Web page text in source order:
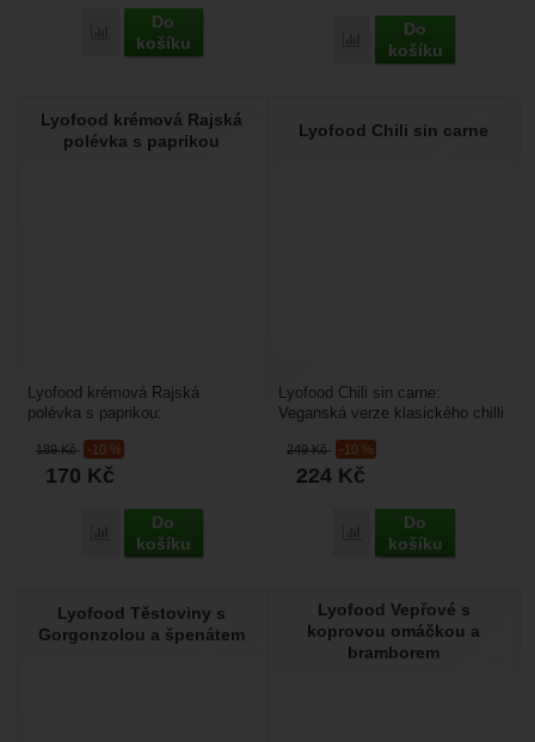
Přidat 'Lyofood Mac &amp; Cheese' k porovnání
Do
košíku
Přidat 'Lyofood
Do
košíku
Lyofood krémová Rajská
polévka s paprikou
189Kč -10 %
170 Kč
Přidat 'Lyofood krémová Rajská polévka s paprikou' k
Do
košíku
Lyofood krémová Rajská
polévka s paprikou:
červenou paprikou a rýží,
zjemněná...
Lyofood Chili sin carne
249Kč -10 %
224 Kč
Přidat 'Lyofood Chili
Do
košíku
Lyofood Chili sin carne:
Veganská verze klasického chilli
organických surovin.Využijete...
Lyofood Těstoviny s
Gorgonzolou a špenátem
Lyofood Vepřové s
koprovou omáčkou a
bramborem